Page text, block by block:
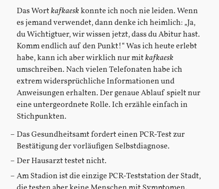
Das Wortkafkaeskkonnte ich noch nie leiden. Wenn
es jemand verwendet, dann denke ich heimlich: „Ja,
du Wichtigtuer, wir wissen jetzt, dass du Abitur hast.
Komm endlich auf den Punkt!“ Was ich heute erlebt
habe, kann ich aber wirklich nur mitkafkaesk
umschreiben. Nach vielen Telefonaten habe ich
extrem widersprüchliche Informationen und
Anweisungen erhalten. Der genaue Ablauf spielt nur
eine untergeordnete Rolle. Ich erzähle einfach in
Stichpunkten.
Das Gesundheitsamt fordert einen PCR-Test zur
Bestätigung der vorläufigen Selbstdiagnose.
Der Hausarzt testet nicht.
Am Stadion ist die einzige PCR-Teststation der Stadt,